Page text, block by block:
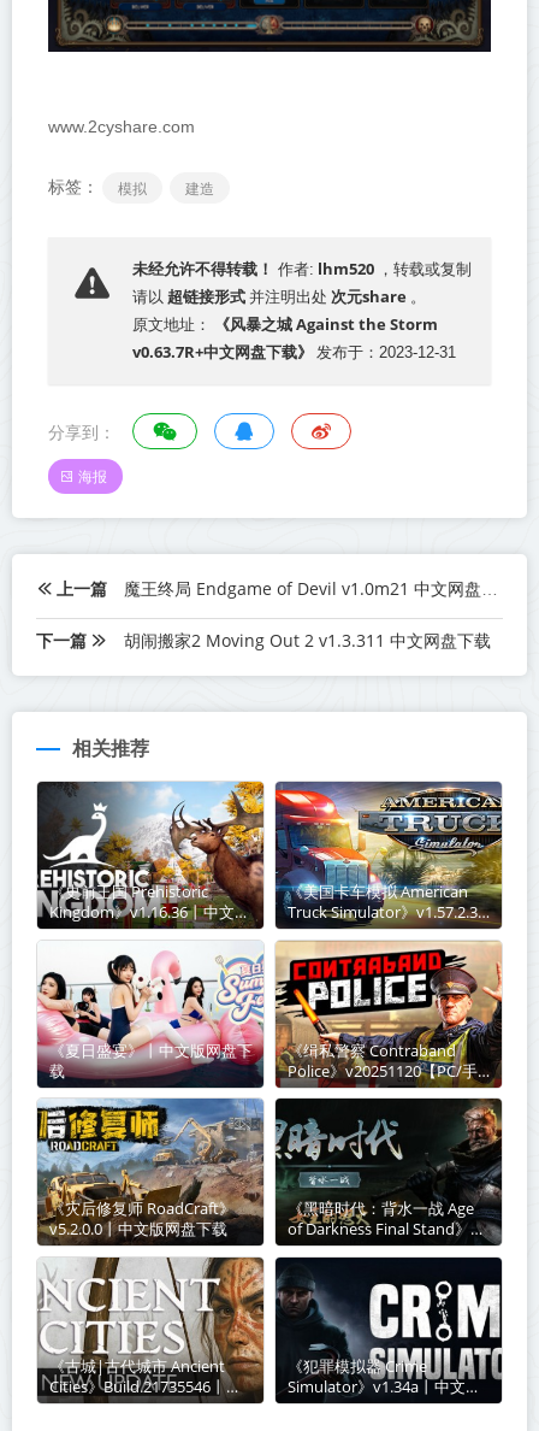
www.2cyshare.com
标签： 模拟 建造
未经允许不得转载！ 作者: lhm520 ，转载或复制
请以 超链接形式 并注明出处 次元share 。
原文地址：
《风暴之城 Against the Storm
v0.63.7R+中文网盘下载》
发布于：2023-12-31
分享到：
海报
上一篇 魔王终局 Endgame of Devil v1.0m21 中文网盘下载
下一篇 胡闹搬家2 Moving Out 2 v1.3.311 中文网盘下载
相关推荐
《史前王国 Prehistoric
Kingdom》v1.16.36丨中文版
网盘下载
《美国卡车模拟 American
Truck Simulator》v1.57.2.3-
全DLC【单机+联机】丨中文
版网盘下载
《夏日盛宴》丨中文版网盘下
载
《缉私警察 Contraband
Police》v20251120【PC/手
机双端】丨中文版网盘下载
《​灾后修复师 RoadCraft》
v5.2.0.0丨中文版网盘下载
《黑暗时代：背水一战 Age
of Darkness Final Stand》
v1.0.2.5【单机+联机】丨中文
《古城|古代城市 Ancient
Cities》Build.21735546丨中
文版网盘下载
《犯罪模拟器 Crime
Simulator》v1.34a丨中文版
网盘下载